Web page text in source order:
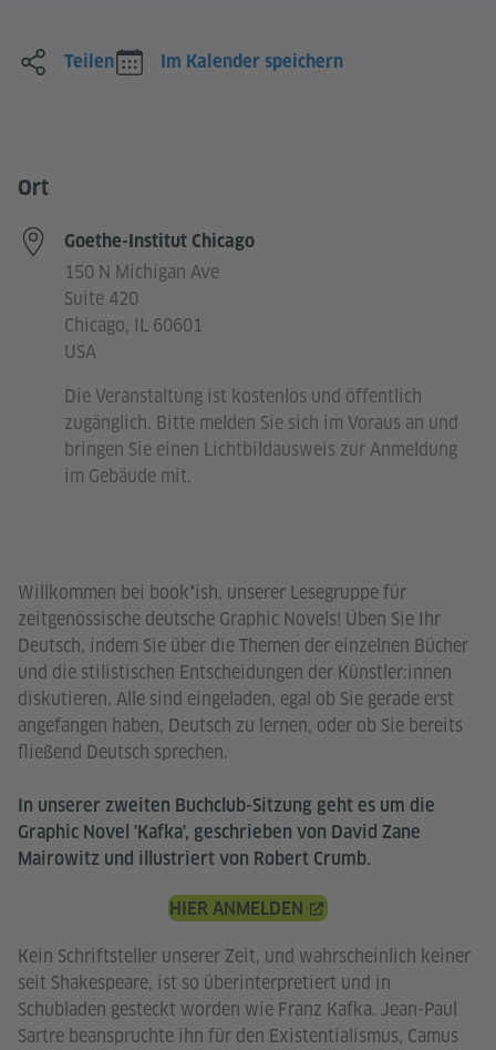
Willkommen bei book*ish, unserer Lesegruppe für
zeitgenössische deutsche Graphic Novels! Üben Sie Ihr
Deutsch, indem Sie über die Themen der einzelnen Bücher
und die stilistischen Entscheidungen der Künstler:innen
diskutieren. Alle sind eingeladen, egal ob Sie gerade erst
angefangen haben, Deutsch zu lernen, oder ob Sie bereits
fließend Deutsch sprechen.
In unserer zweiten Buchclub-Sitzung geht es um die
Graphic Novel 'Kafka', geschrieben von David Zane
Mairowitz und illustriert von Robert Crumb.
HIER ANMELDEN
Kein Schriftsteller unserer Zeit, und wahrscheinlich keiner
seit Shakespeare, ist so überinterpretiert und in
Schubladen gesteckt worden wie Franz Kafka. Jean-Paul
Sartre beanspruchte ihn für den Existentialismus, Camus
Teilen Im Kalender speichern
Ort
Goethe-Institut Chicago
150 N Michigan Ave
Suite 420
Chicago, IL 60601
USA
Die Veranstaltung ist kostenlos und öffentlich
zugänglich. Bitte melden Sie sich im Voraus an und
bringen Sie einen Lichtbildausweis zur Anmeldung
im Gebäude mit.